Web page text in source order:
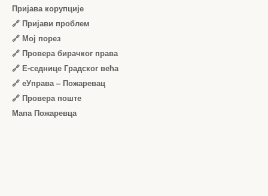
Пријава корупције
🔗 Пријави проблем
🔗 Мој порез
🔗 Провера бирачког права
🔗 Е-седнице Градског већа
🔗 еУправа – Пожаревац
🔗 Провера поште
Мапа Пожаревца